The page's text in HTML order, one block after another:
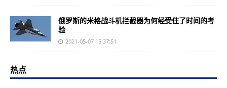
俄罗斯的米格战斗机拦截器为何经受住了时间的考
验
2021-05-07 15:37:51
热点